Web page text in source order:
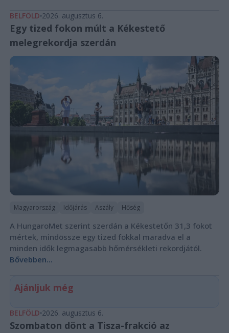
BELFÖLD 2026. augusztus 6.
Egy tized fokon múlt a Kékestető
melegrekordja szerdán
Magyarország Időjárás Aszály Hőség
A HungaroMet szerint szerdán a Kékestetőn 31,3 fokot
mértek, mindössze egy tized fokkal maradva el a
minden idők legmagasabb hőmérsékleti rekordjától.
Bővebben...
Ajánljuk még
BELFÖLD 2026. augusztus 6.
Szombaton dönt a Tisza-frakció az